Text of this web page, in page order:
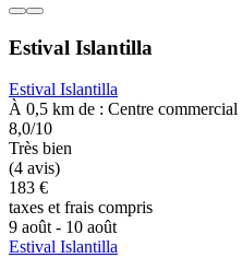
Estival Islantilla
Estival Islantilla
À 0,5 km de : Centre
8,0/10
Très bien
(4 avis)
183 €
taxes et frais compris
9 août - 10 août
Estival Islantilla